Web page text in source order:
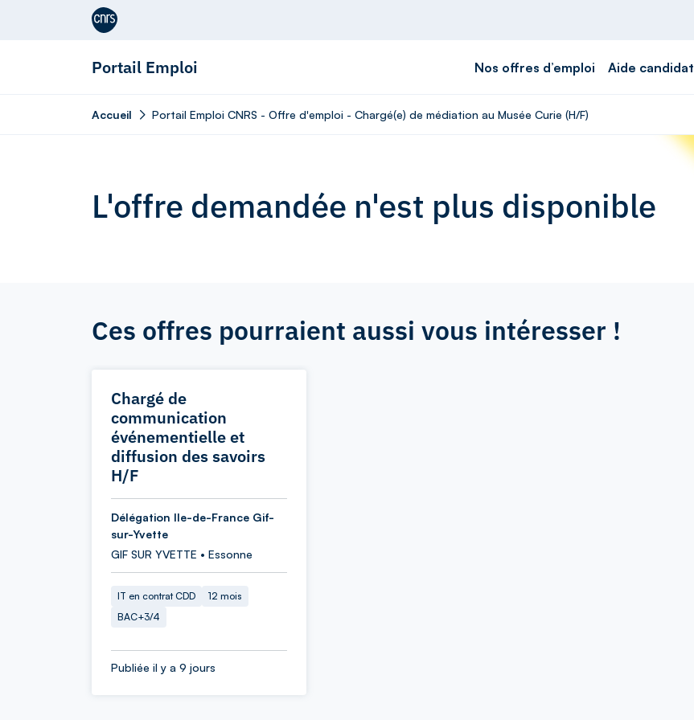
Aller au contenu
Portail Emploi Nos offres d’emploi Aide candidat
Accueil Portail Emploi CNRS - Offre d'emploi - Chargé(e) de médiation au Musée Curie (H/F)
L'offre demandée n'est plus disponible
Ces offres pourraient aussi vous intéresser !
Chargé de
communication
événementielle et
diffusion des savoirs
H/F
Délégation Ile-de-France Gif-
sur-Yvette
GIF SUR YVETTE • Essonne
IT en contrat CDD
12 mois
BAC+3/4
Publiée il y a 9 jours